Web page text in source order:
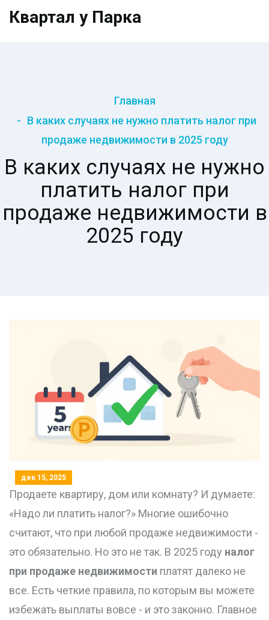
Квартал у Парка
Главная
В каких случаях не нужно платить налог при
продаже недвижимости в 2025 году
В каких случаях не нужно
платить налог при
продаже недвижимости в
2025 году
дек 15, 2025
Продаете квартиру, дом или комнату? И думаете:
«Надо ли платить налог?» Многие ошибочно
считают, что при любой продаже недвижимости -
это обязательно. Но это не так. В 2025 году налог
при продаже недвижимости платят далеко не
все. Есть четкие правила, по которым вы можете
избежать выплаты вовсе - и это законно. Главное